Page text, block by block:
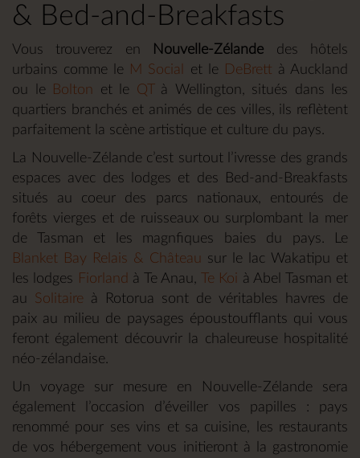
& Bed-and-Breakfasts
Vous trouverez en Nouvelle-Zélande des hôtels
urbains comme le M Social et le DeBrett à Auckland
ou le
Bolton et le QT
à Wellington, situés dans les
quartiers branchés et animés de ces villes, ils reflètent
parfaitement la scène artistique et culture du pays.
La Nouvelle-Zélande c’est surtout l’ivresse des grands
espaces avec des lodges et des Bed-and-Breakfasts
situés au coeur des parcs nationaux, entourés de
forêts vierges et de ruisseaux ou surplombant la mer
de Tasman et les magnfiques baies du pays. Le
Blanket Bay Relais & Château sur le lac Wakatipu et
les lodges Fiorland à Te Anau, Te Koi
à Abel Tasman et
au Solitaire à Rotorua sont de véritables havres de
paix au milieu de paysages époustoufflants qui vous
feront également découvrir la chaleureuse hospitalité
néo-zélandaise.
Un voyage sur mesure en Nouvelle-Zélande sera
également l’occasion d’éveiller vos papilles : pays
renommé pour ses vins et sa cuisine, les restaurants
de vos hébergement vous initieront à la gastronomie